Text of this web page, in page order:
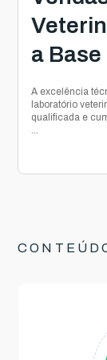
a
A excelência
laboratório
qualificada e
...